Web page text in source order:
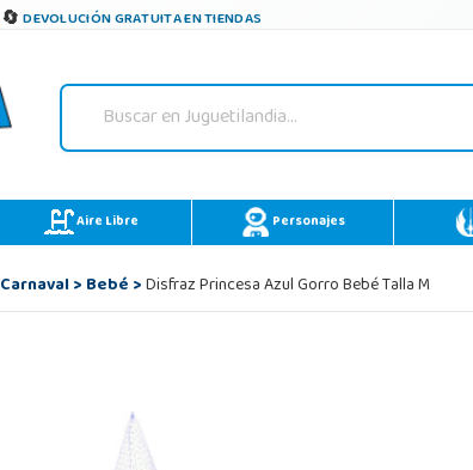
DEVOLUCIÓN GRATUITA EN TIENDAS
Aire Libre Personajes
Carnaval>Bebé>Disfraz Princesa Azul Gorro Bebé Talla M